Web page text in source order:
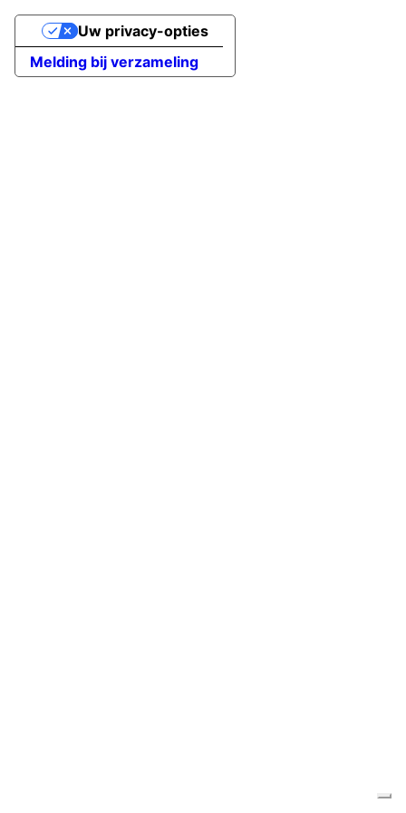
Melding bij verzameling
Uw privacy-opties